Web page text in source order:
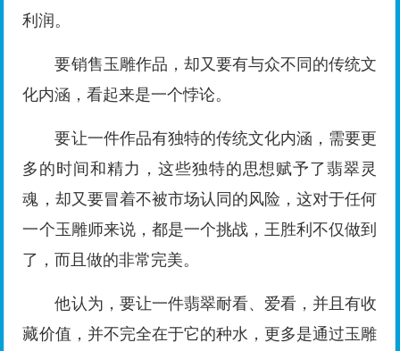
利润。
要销售玉雕作品，却又要有与众不同的传统文
化内涵，看起来是一个悖论。
要让一件作品有独特的传统文化内涵，需要更
多的时间和精力，这些独特的思想赋予了翡翠灵
魂，却又要冒着不被市场认同的风险，这对于任何
一个玉雕师来说，都是一个挑战，王胜利不仅做到
了，而且做的非常完美。
他认为，要让一件翡翠耐看、爱看，并且有收
藏价值，并不完全在于它的种水，更多是通过玉雕